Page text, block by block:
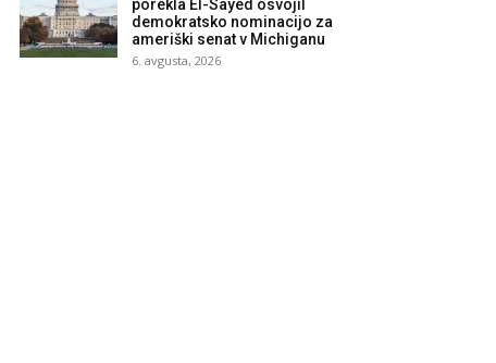
porekla El-Sayed osvojil
demokratsko nominacijo za
ameriški senat v Michiganu
6. avgusta, 2026